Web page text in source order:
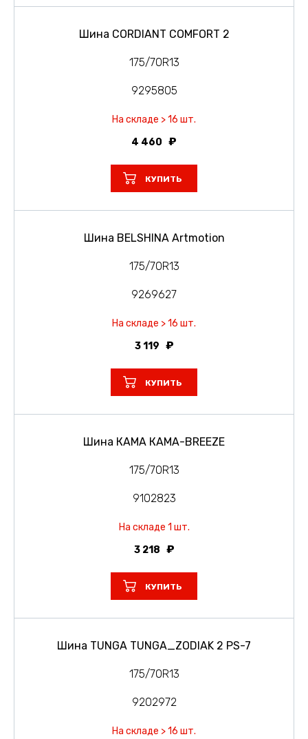
Шина CORDIANT COMFORT 2
175/70R13
9295805
На складе > 16 шт.
4 460
КУПИТЬ
Шина BELSHINA Artmotion
175/70R13
9269627
На складе > 16 шт.
3 119
КУПИТЬ
Шина КАМА КАМА-BREEZE
175/70R13
9102823
На складе 1 шт.
3 218
КУПИТЬ
Шина TUNGA TUNGA_ZODIAK 2 PS-7
175/70R13
9202972
На складе > 16 шт.